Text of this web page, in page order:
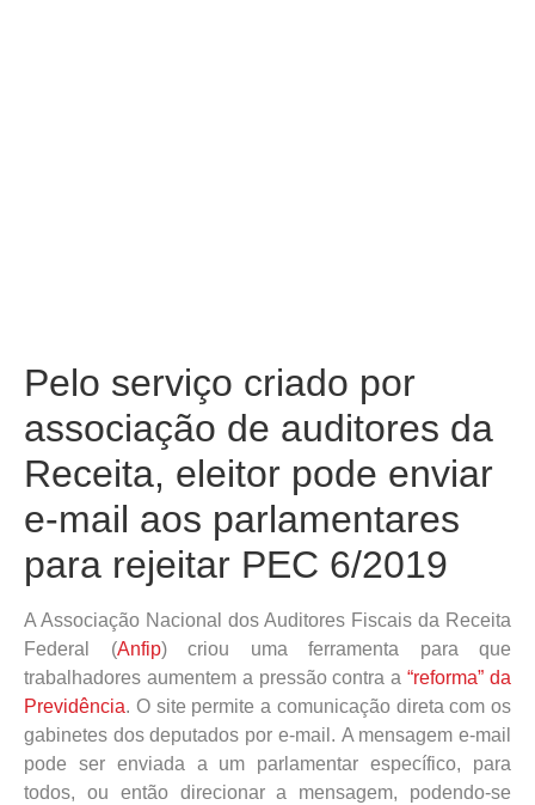
Pelo serviço criado por
associação de auditores da
Receita, eleitor pode enviar
e-mail aos parlamentares
para rejeitar PEC 6/2019
A Associação Nacional dos Auditores Fiscais da Receita
Federal (Anfip) criou uma ferramenta para que
trabalhadores aumentem a pressão contra a“reforma” da
Previdência. O site permite a comunicação direta com os
gabinetes dos deputados por e-mail. A mensagem e-mail
pode ser enviada a um parlamentar específico, para
todos, ou então direcionar a mensagem, podendo-se